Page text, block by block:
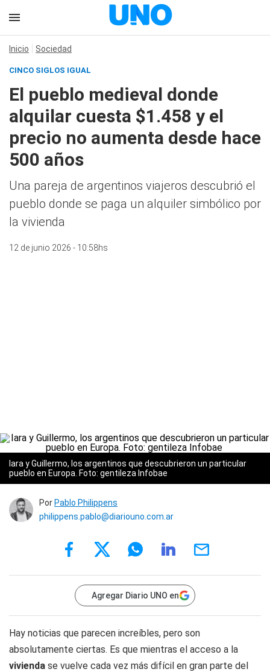
Inicio Sociedad
CINCO SIGLOS IGUAL
El pueblo medieval donde
alquilar cuesta $1.458 y el
precio no aumenta desde hace
500 años
Una pareja de argentinos viajeros descubrió el
pueblo donde se paga un alquiler simbólico por
la vivienda
12 de junio 2026 - 10:58hs
Iara y Guillermo, los argentinos que descubrieron un particular
pueblo en Europa. Foto: gentileza Infobae
Por Pablo Philippens
philippens.pablo@diariouno.com.ar
Agregar Diario UNO en
Hay noticias que parecen increíbles, pero son
absolutamente ciertas. Es que mientras el acceso a la
vivienda se vuelve cada vez más difícil en gran parte del